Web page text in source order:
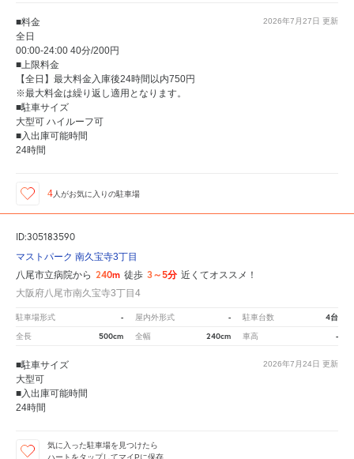
2026年7月27日 更新
■料金
全日
00:00-24:00 40分/200円
■上限料金
【全日】最大料金入庫後24時間以内750円
※最大料金は繰り返し適用となります。
■駐車サイズ
大型可 ハイルーフ可
■入出庫可能時間
24時間
4人がお気に入りの駐車場
ID:305183590
マストパーク 南久宝寺3丁目
八尾市立病院から 240m 徒歩 3～5分 近くてオススメ！
大阪府八尾市南久宝寺3丁目4
駐車場形式 - 屋内外形式 - 駐車台数 4台
全長 500cm 全幅 240cm 車高 -
2026年7月24日 更新
■駐車サイズ
大型可
■入出庫可能時間
24時間
気に入った駐車場を見つけたら